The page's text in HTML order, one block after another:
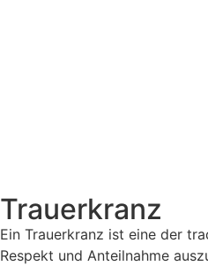
Trauerkranz
Ein Trauerkranz ist eine der
Respekt und Anteilnahme